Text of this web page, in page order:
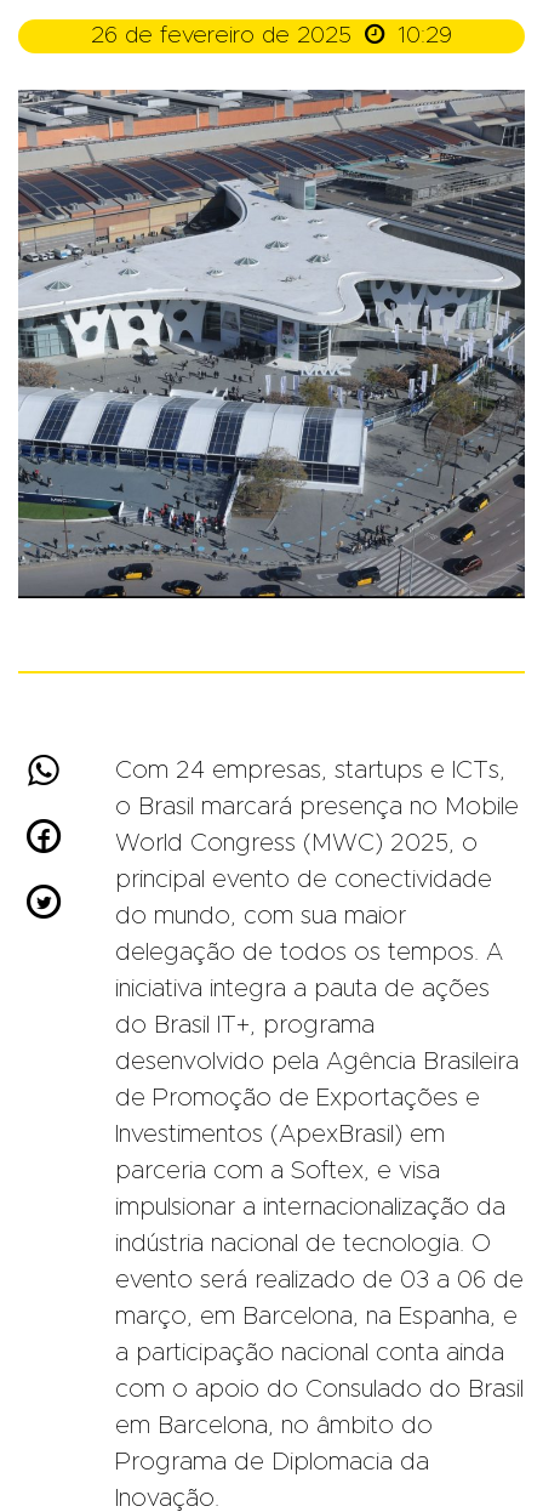
26 de fevereiro de 2025  10:29



Com 24 empresas, startups e ICTs,
o Brasil marcará presença no Mobile
World Congress (MWC) 2025, o
principal evento de conectividade
do mundo, com sua maior
delegação de todos os tempos. A
iniciativa integra a pauta de ações
do Brasil IT+, programa
desenvolvido pela Agência Brasileira
de Promoção de Exportações e
Investimentos (ApexBrasil) em
parceria com a Softex, e visa
impulsionar a internacionalização da
indústria nacional de tecnologia. O
evento será realizado de 03 a 06 de
março, em Barcelona, na Espanha, e
a participação nacional conta ainda
com o apoio do Consulado do Brasil
em Barcelona, no âmbito do
Programa de Diplomacia da
Inovação.